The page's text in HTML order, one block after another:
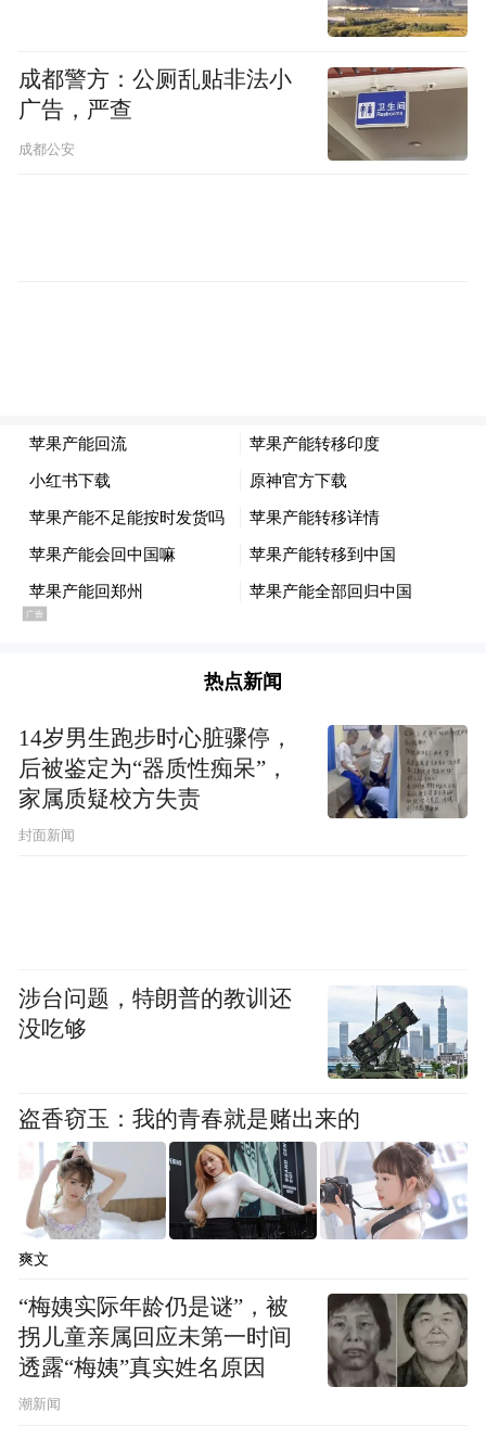
成都警方：公厕乱贴非法小
广告，严查
成都公安
热点新闻
14岁男生跑步时心脏骤停，
后被鉴定为“器质性痴呆”，
家属质疑校方失责
封面新闻
涉台问题，特朗普的教训还
没吃够
盗香窃玉：我的青春就是赌出来的
爽文
“梅姨实际年龄仍是谜”，被
拐儿童亲属回应未第一时间
透露“梅姨”真实姓名原因
潮新闻